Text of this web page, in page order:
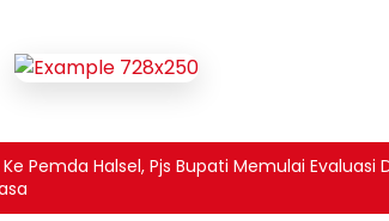
Pemda Halsel, Pjs Bupati Memulai Evaluasi